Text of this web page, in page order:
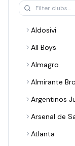
Aldosivi
All Boys
Almagro
Almirante
Argentinos
Arsenal de
Atlanta